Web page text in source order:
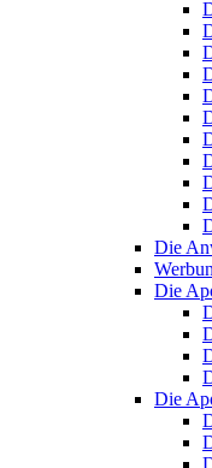
Die
Die
Die